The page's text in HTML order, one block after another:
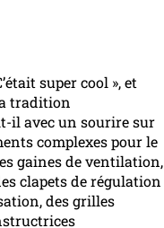
super cool », et
tradition
il avec un sourire sur
complexes pour le
gaines de ventilation,
clapets de régulation
des grilles